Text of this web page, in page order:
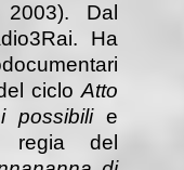
Dal
Ha
cicloAtto
possibilie
del